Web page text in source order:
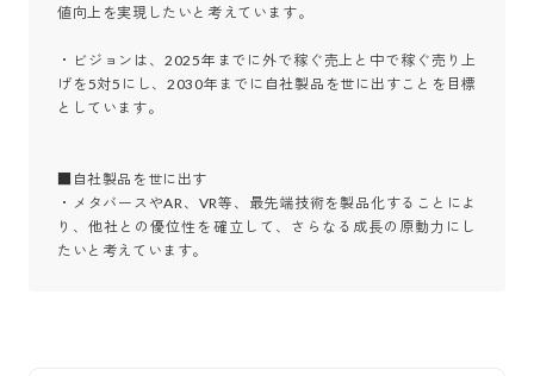
値向上を実現したいと考えています。
・ビジョンは、2025年までに外で稼ぐ売上と中で稼ぐ売り上
げを5対5にし、2030年までに自社製品を世に出すことを目標
としています。
■自社製品を世に出す
・メタバースやAR、VR等、最先端技術を製品化することによ
り、他社との優位性を確立して、さらなる成長の原動力にし
たいと考えています。